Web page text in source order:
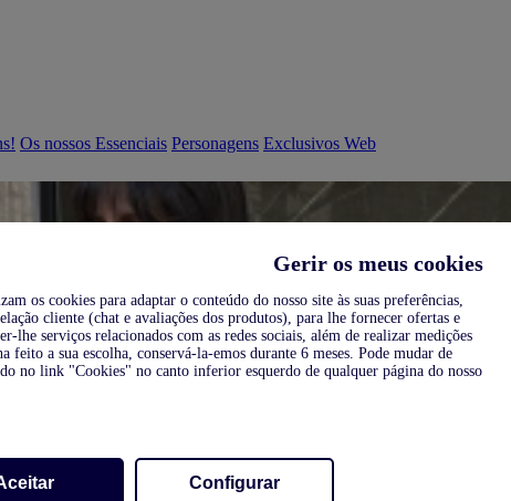
Gerir os meus cookies
os cookies para adaptar o conteúdo do nosso site às suas preferências,
cliente (chat e avaliações dos produtos), para lhe fornecer ofertas e
lhe serviços relacionados com as redes sociais, além de realizar medições
feito a sua escolha, conservá-la-emos durante 6 meses. Pode mudar de
no link "Cookies" no canto inferior esquerdo de qualquer página do nosso
Configurar
Os nossos Essenciais Personagens Exclusivos Web